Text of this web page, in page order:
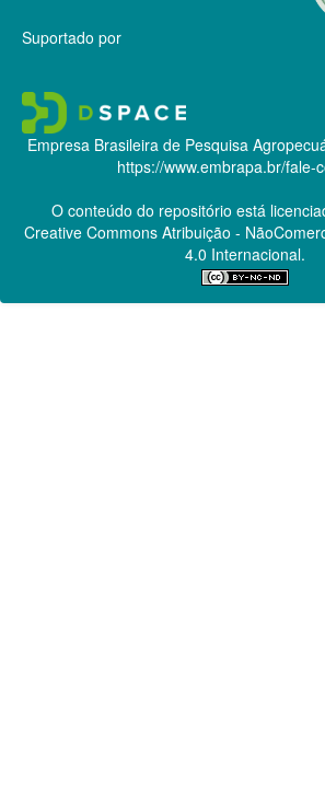
Suportado por
Empresa Brasileira de Pesquisa
https://www.embrapa.br/fale-
O conteúdo do repositório está
Creative CommonsAtribuição -
4.0 Internacional.